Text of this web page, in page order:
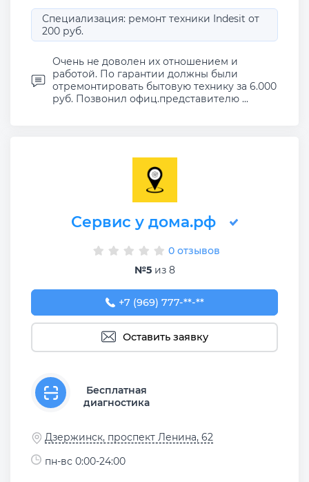
Специализация: ремонт техники Indesit от
200 руб.
Очень не доволен их отношением и
работой. По гарантии должны были
отремонтировать бытовую технику за 6.000
руб. Позвонил офиц.представителю ...
Сервис у дома.рф
0 отзывов
№5из 8
+7 (969) 777-50-55
+7 (969) 777-**-**
Оставить заявку
Бесплатная
диагностика
Дзержинск, проспект Ленина, 62
пн-вс 0:00-24:00